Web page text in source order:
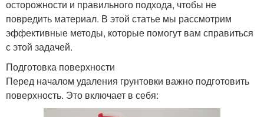
осторожности и правильного подхода, чтобы не
повредить материал. В этой статье мы рассмотрим
эффективные методы, которые помогут вам справиться
с этой задачей.
Подготовка поверхности
Перед началом удаления грунтовки важно подготовить
поверхность. Это включает в себя: